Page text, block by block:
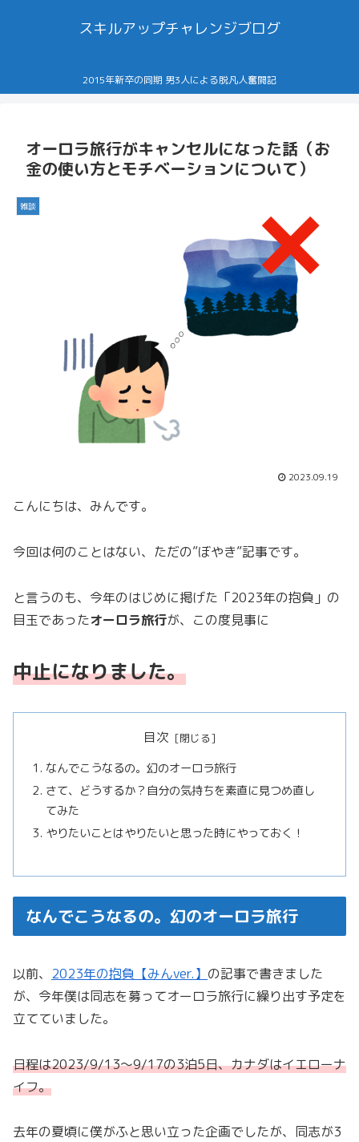
スキルアップチャレンジブログ
2015年新卒の同期 男3人による脱凡人奮闘記
オーロラ旅行がキャンセルになった話（お
金の使い方とモチベーションについて）
雑談
2023.09.19
こんにちは、みんです。
今回は何のことはない、ただの”ぼやき”記事です。
と言うのも、今年のはじめに掲げた「2023年の抱負」の
目玉であったオーロラ旅行が、この度見事に
中止になりました。
目次
なんでこうなるの。幻のオーロラ旅行
さて、どうするか？自分の気持ちを素直に見つめ直し
てみた
やりたいことはやりたいと思った時にやっておく！
なんでこうなるの。幻のオーロラ旅行
以前、 2023年の抱負【みんver.】 の記事で書きました
が、今年僕は同志を募ってオーロラ旅行に繰り出す予定を
立てていました。
日程は2023/9/13〜9/17の3泊5日、カナダはイエローナ
イフ。
去年の夏頃に僕がふと思い立った企画でしたが、同志が3